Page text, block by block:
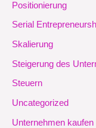
Positionierung
Serial
Skalierung
Steigerung des
Steuern
Uncategorized
Unternehmen kaufen